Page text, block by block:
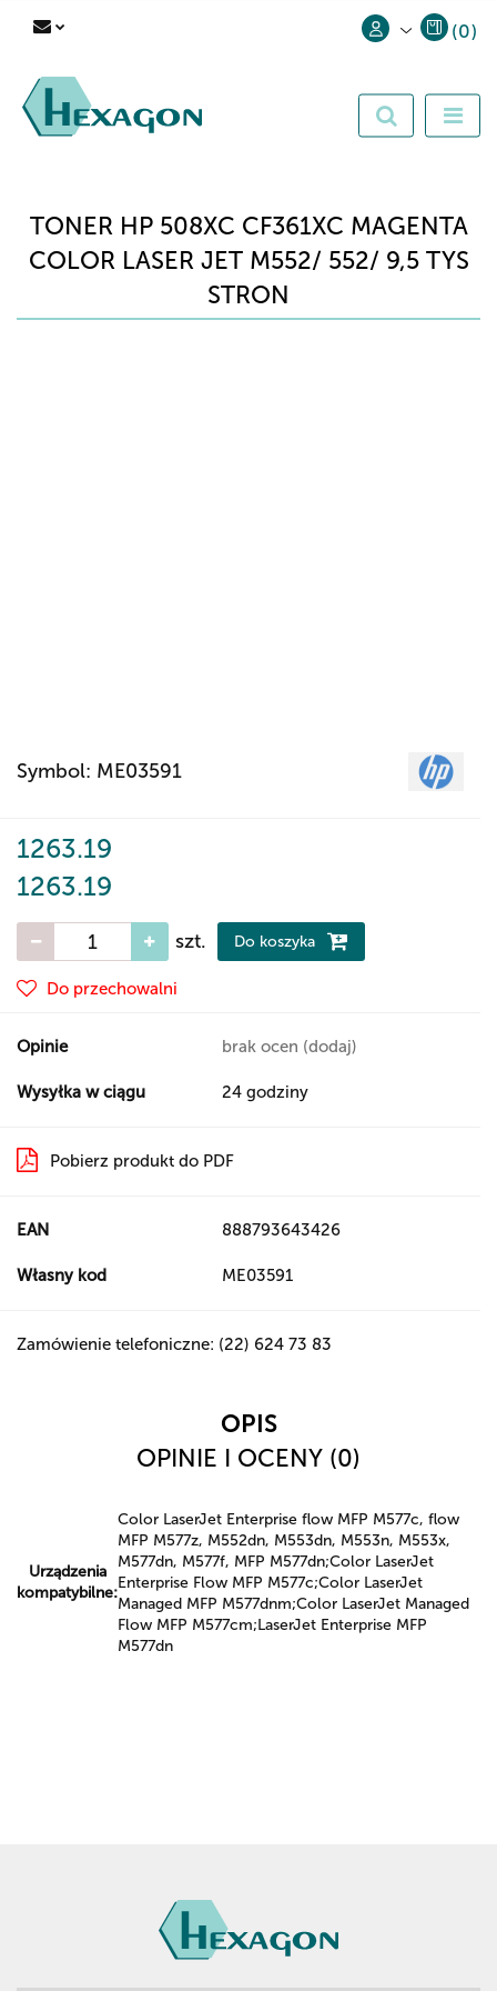
Zarejestruj się
(0)
TONER HP 508XC CF361XC MAGENTA
COLOR LASER JET M552/ 552/ 9,5 TYS
STRON
Symbol: ME03591
1263.19
1263.19
szt. Do koszyka
Do przechowalni
Opinie brak ocen (dodaj)
Wysyłka w ciągu 24 godziny
Pobierz produkt do PDF
EAN 888793643426
Własny kod ME03591
Zamówienie telefoniczne: (22) 624 73 83
OPIS
OPINIE I OCENY (0)
Urządzenia
kompatybilne:
Color LaserJet Enterprise flow MFP M577c, flow
MFP M577z, M552dn, M553dn, M553n, M553x,
M577dn, M577f, MFP M577dn;Color LaserJet
Enterprise Flow MFP M577c;Color LaserJet
Managed MFP M577dnm;Color LaserJet Managed
Flow MFP M577cm;LaserJet Enterprise MFP
M577dn